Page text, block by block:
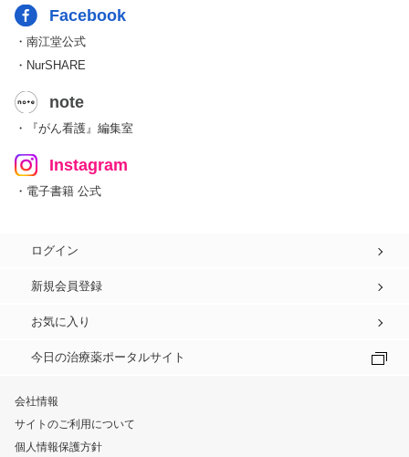
Facebook
・南江堂公式
・NurSHARE
note
・『がん看護』編集室
Instagram
・電子書籍 公式
ログイン
新規会員登録
お気に入り
今日の治療薬ポータルサイト
会社情報
サイトのご利用について
個人情報保護方針